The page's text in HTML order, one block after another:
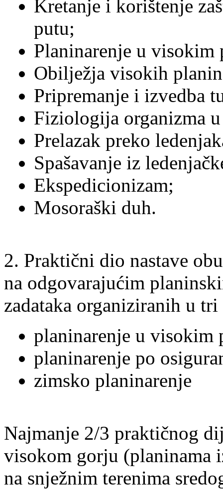
Kretanje i korištenje
putu;
Planinarenje u visokim
Obilježja visokih
Pripremanje i izvedba
Fiziologija organizma
Prelazak preko
Spašavanje iz
Ekspedicionizam;
Mosoraški duh.
2. Praktični dio nastave
na odgovarajućim
zadataka organiziranih u
planinarenje u visokim
planinarenje po
zimsko planinarenje
Najmanje 2/3 praktičnog
visokom gorju (planinama
na snježnim terenima